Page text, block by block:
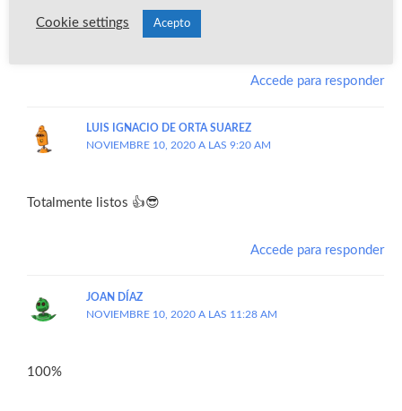
Accede para responder
LUIS IGNACIO DE ORTA SUAREZ
NOVIEMBRE 10, 2020 A LAS 9:20 AM
Totalmente listos 👍😎
Accede para responder
JOAN DÍAZ
NOVIEMBRE 10, 2020 A LAS 11:28 AM
100%
Cookie settings Acepto